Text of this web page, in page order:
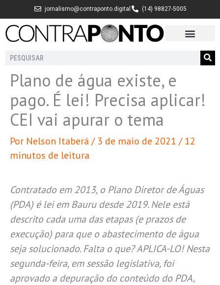
para
jornalismo@contraponto.digital (14) 98827-5005
Pesquisar
Plano de água existe, e
pago. É lei! Precisa aplicar!
CEI vai apurar o tema
Por Nelson Itaberá / 3 de maio de 2021 /12
minutos de leitura
Contratado em 2013, o Plano Diretor de Águas
(PDA) é lei em Bauru desde 2019. Nele está
descrito cada uma das etapas (e prazos de
execução) para que o abastecimento de água
seja solucionado. Falta o que? APLICA-LO! Nesta
segunda-feira, em sessão legislativa, foi
aprovado a depuração do conteúdo do PDA,